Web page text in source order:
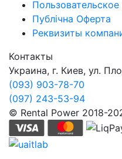
Публічна Оферта
Реквизиты
Контакты
Украина, г. Киев, ул.
(093) 903-78-70
(097) 243-53-94
© Rental Power 2018-